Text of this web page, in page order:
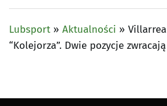
Lubsport » Aktualności »
“Kolejorza”. Dwie pozycje